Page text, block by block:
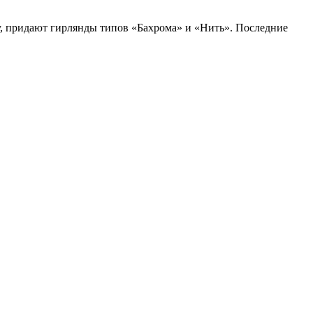
придают гирлянды типов «Бахрома» и «Нить». Последние